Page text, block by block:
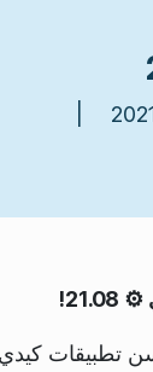
كيدي 21.08 تحسن